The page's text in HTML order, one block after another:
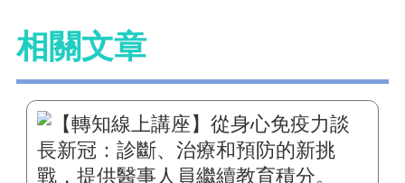
相關文章